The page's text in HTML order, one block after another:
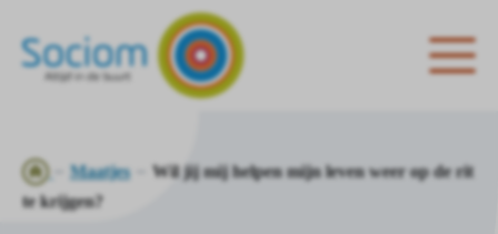
Ga
naar
Maatjes
Wil jij mij helpen mijn leven weer op de rit
te krijgen?